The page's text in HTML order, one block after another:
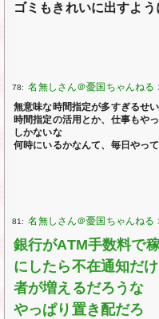
ゴミもきれいに出すよう
78:
無意味な時間指定が多すぎるせ
時間指定の活用とか、仕事もや
しかないな
何時にいるかなんて、毎日やっ
81:
銀行がATM手数料で
にしたら不在通知だ
者が増えるだろうな
やっぱり置き配だろ